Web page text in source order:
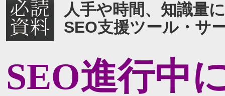
人手や時間、知識量
SEO支援ツール・サ
SEO進行中